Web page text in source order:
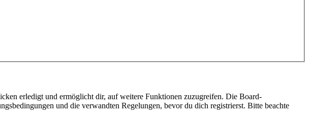
erledigt und ermöglicht dir, auf weitere Funktionen zuzugreifen. Die Board-
und die verwandten Regelungen, bevor du dich registrierst. Bitte beachte